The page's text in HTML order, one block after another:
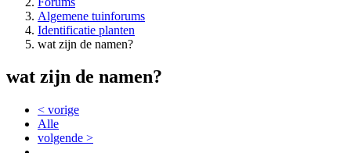
Algemene tuinforums
Identificatie planten
wat zijn de namen?
wat zijn de namen?
< vorige
Alle
volgende >